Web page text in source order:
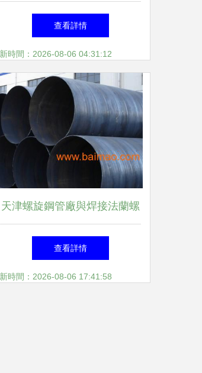
廠家直銷45號無縫鋼管，以硬
核品質銜接市場快車道
查看詳情
時間：2026-08-06 04:31:12
天津螺旋鋼管廠與焊接法蘭螺
旋鋼管、直縫焊管、鍍鋅鋼管
的生產制造
查看詳情
時間：2026-08-06 17:41:58